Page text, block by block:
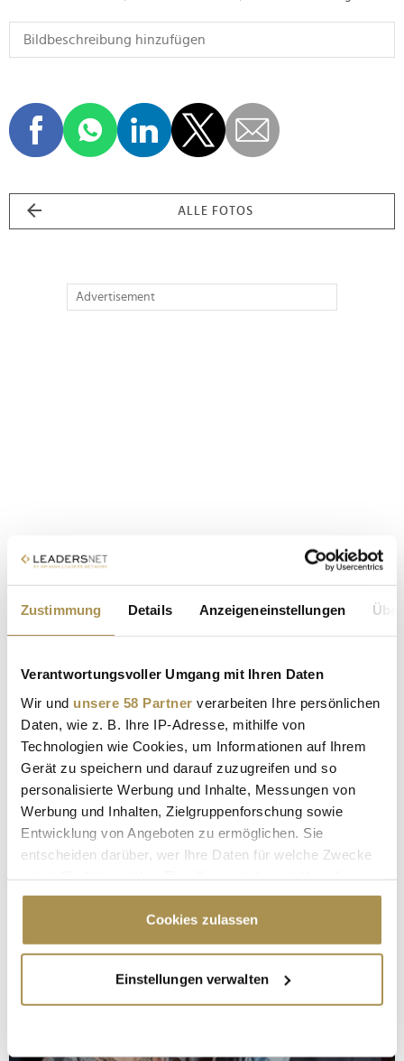
Zustimmung Details Anzeigeneinstellungen
Verantwortungsvoller Umgang mit Ihren Daten
Wir und unsere 58 Partner verarbeiten Ihre persönlichen
Daten, wie z. B. Ihre IP-Adresse, mithilfe von
Technologien wie Cookies, um Informationen auf Ihrem
Gerät zu speichern und darauf zuzugreifen und so
personalisierte Werbung und Inhalte, Messungen von
Werbung und Inhalten, Zielgruppenforschung sowie
Entwicklung von Angeboten zu ermöglichen. Sie
entscheiden darüber, wer Ihre Daten für welche Zwecke
Cookie-Erklärung oder durch Klicken auf das Privacy
Trigger Symbol ändern oder widerrufen
Informationen über Ihre geografische Lage
erfassen, welche bis auf einige Meter genau sein
Cookies zulassen
Einstellungen verwalten
ALLE FOTOS
Advertisement